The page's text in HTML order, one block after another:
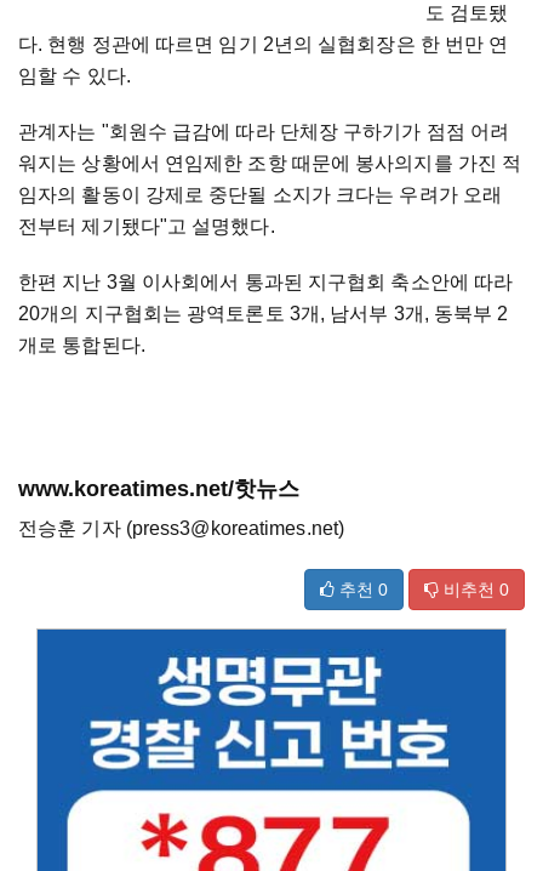
도 검토됐
다. 현행 정관에 따르면 임기 2년의 실협회장은 한 번만 연
임할 수 있다.
관계자는 "회원수 급감에 따라 단체장 구하기가 점점 어려
워지는 상황에서 연임제한 조항 때문에 봉사의지를 가진 적
임자의 활동이 강제로 중단될 소지가 크다는 우려가 오래
전부터 제기됐다"고 설명했다.
한편 지난 3월 이사회에서 통과된 지구협회 축소안에 따라
20개의 지구협회는 광역토론토 3개, 남서부 3개, 동북부 2
개로 통합된다.
www.koreatimes.net/핫뉴스
전승훈 기자 (press3@koreatimes.net)
추천 0 비추천 0